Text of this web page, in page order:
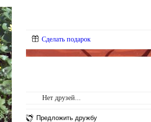
Сделать подарок
Нет друзей...
Предложить дружбу